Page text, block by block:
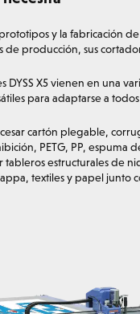
y la fabricación de
de producción, sus
DYSS X5 vienen en una
para adaptarse a
cartón plegable,
PETG, PP, espuma
tableros estructurales de
textiles y papel junto